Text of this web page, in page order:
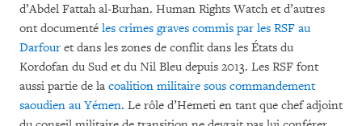
d’Abdel Fattah al-Burhan. Human Rights Watch et d’autres
ont documenté les crimes graves commis par les RSF au
Darfour et dans les zones de conflit dans les États du
Kordofan du Sud et du Nil Bleu depuis 2013. Les RSF font
aussi partie de la coalition militaire sous commandement
saoudien au Yémen. Le rôle d’Hemeti en tant que chef adjoint